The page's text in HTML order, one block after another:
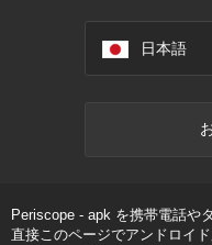
日本語
Periscope - apk を携帯電話や
直接このページでアンドロイ